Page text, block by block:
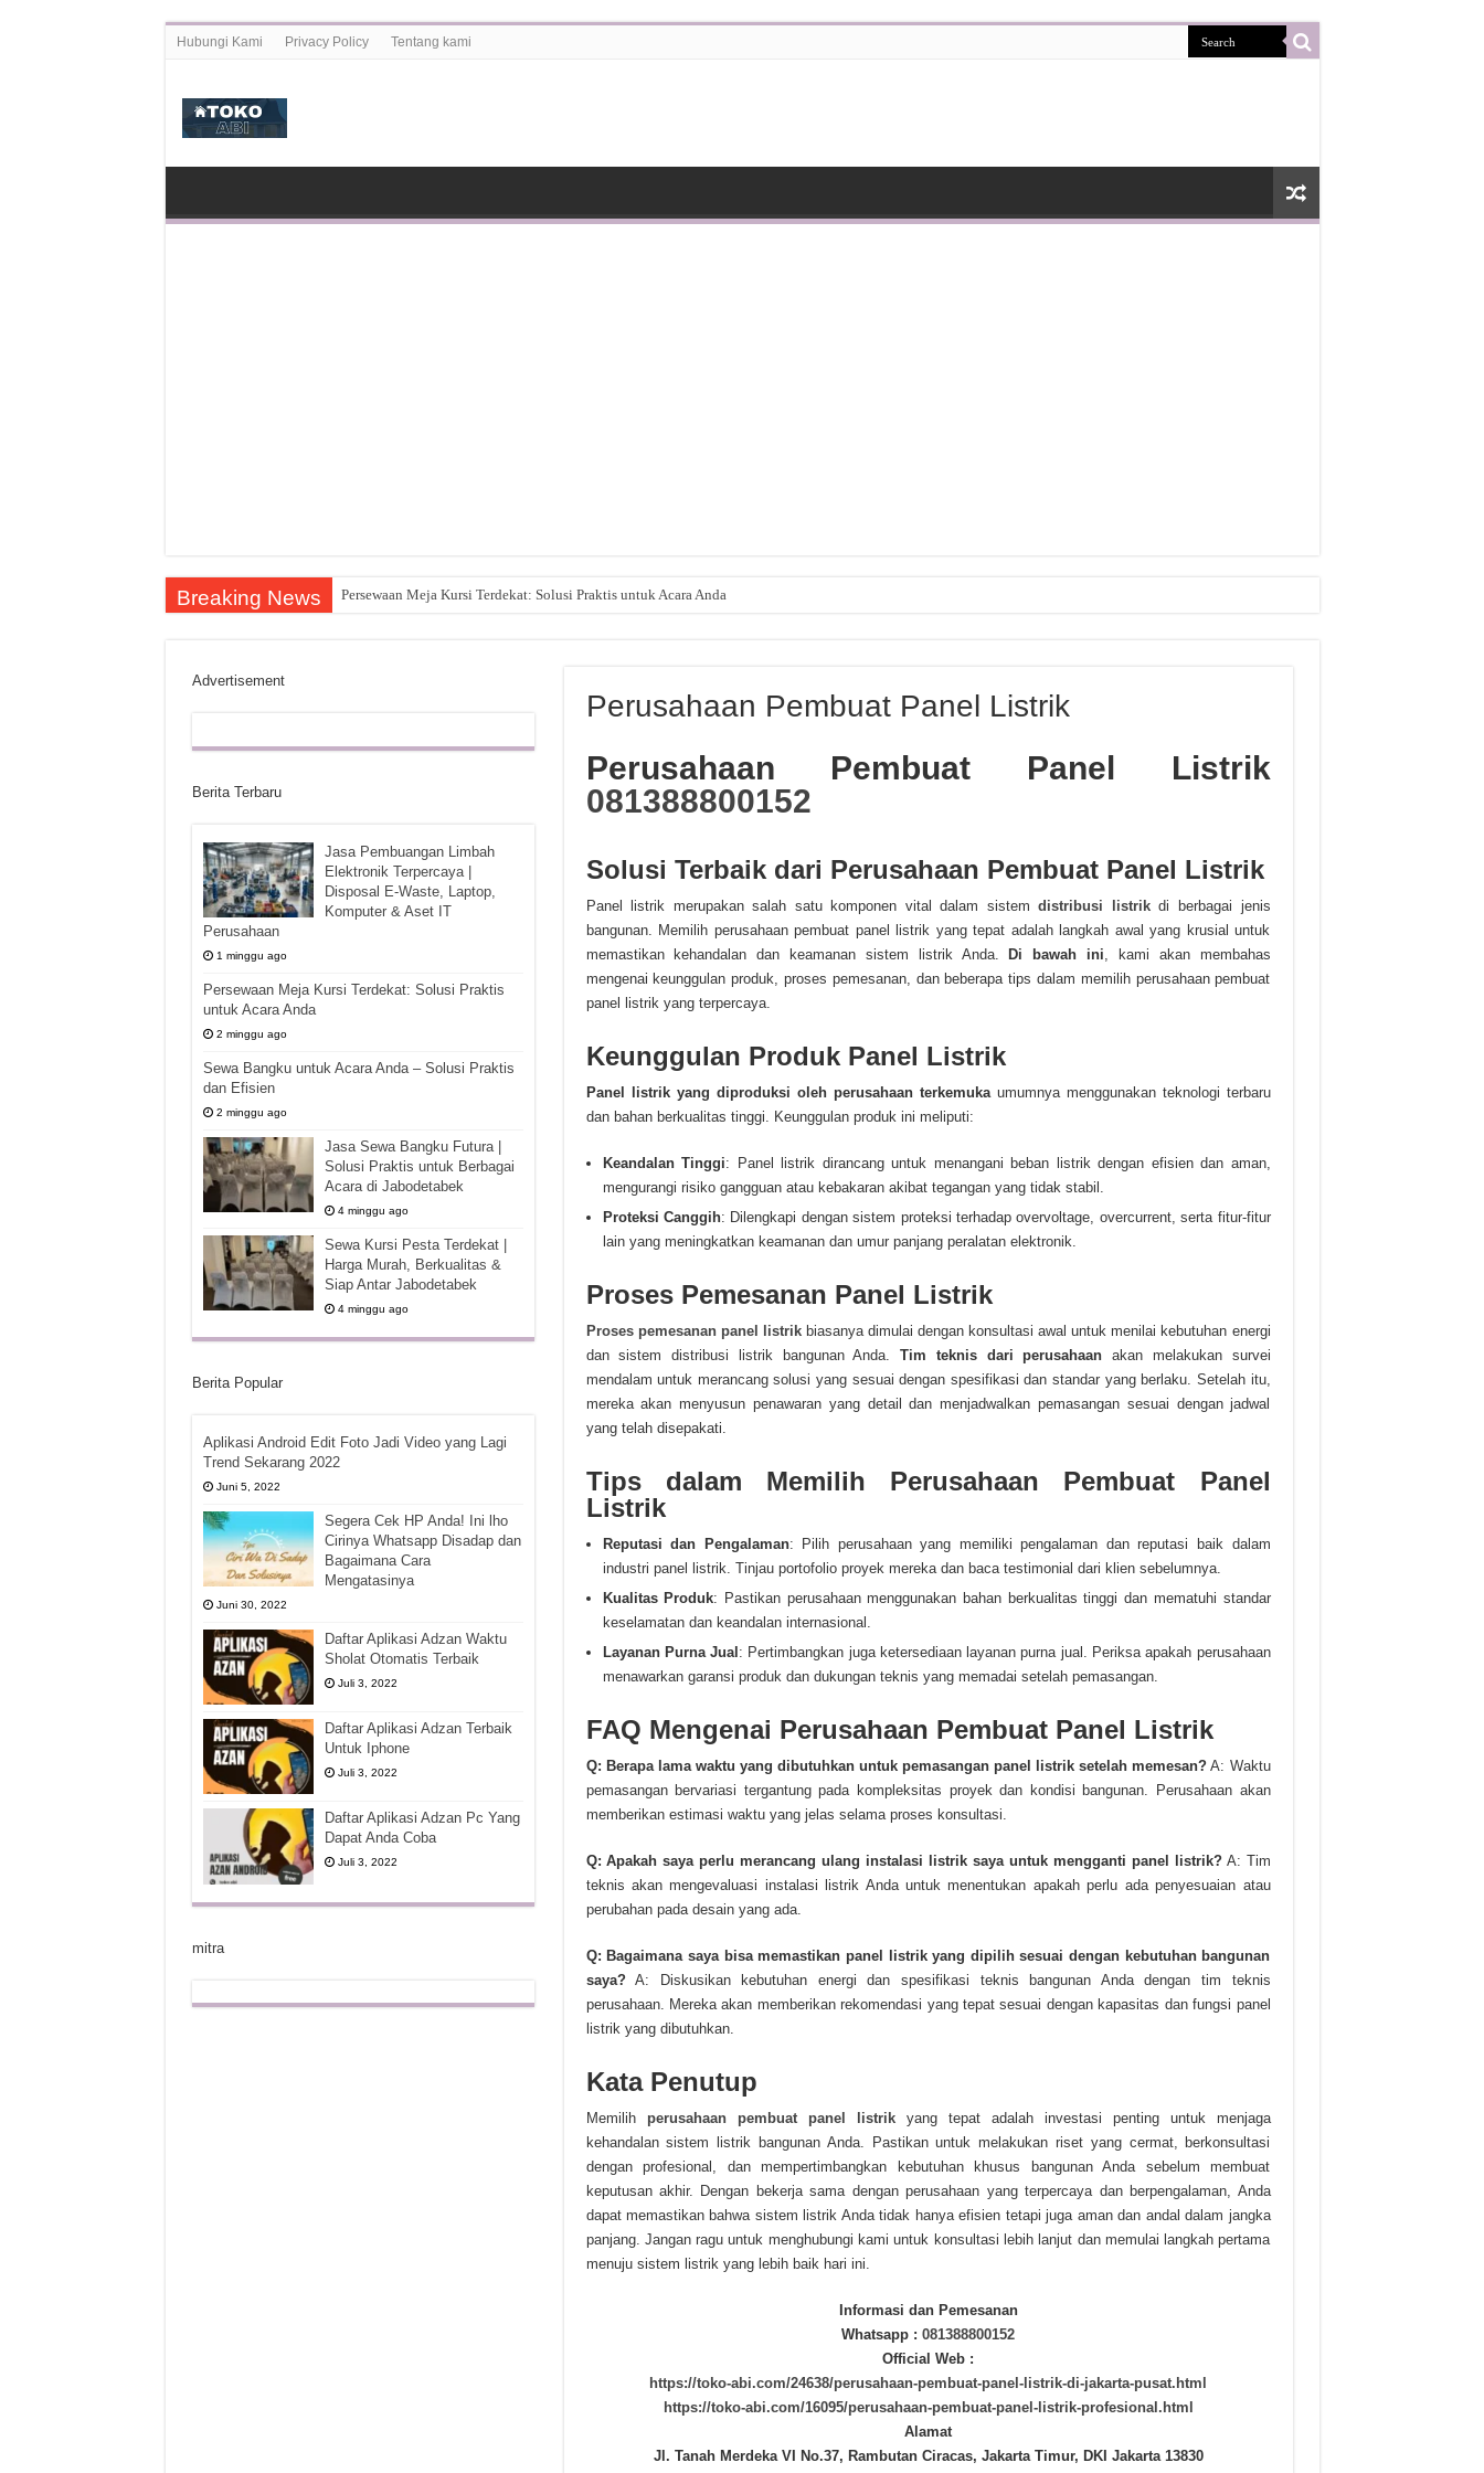
Hubungi Kami Privacy Policy Tentang kami
Breaking News Persewaan Meja Kursi Terdekat: Solusi Praktis untuk Acara Anda
Perusahaan Pembuat Panel Listrik
Perusahaan Pembuat Panel Listrik
081388800152
Solusi Terbaik dari Perusahaan Pembuat Panel Listrik
Panel listrik merupakan salah satu komponen vital dalam sistemdistribusi listrikdi berbagai jenis
bangunan. Memilih perusahaan pembuat panel listrik yang tepat adalah langkah awal yang krusial untuk
memastikan kehandalan dan keamanan sistem listrik Anda.
Di bawah ini, kami akan membahas
mengenai keunggulan produk, proses pemesanan, dan beberapa tips dalam memilih perusahaan pembuat
panel listrik yang terpercaya.
Keunggulan Produk Panel Listrik
Panel listrik yang diproduksi oleh perusahaan terkemukaumumnya menggunakan teknologi terbaru
dan bahan berkualitas tinggi. Keunggulan produk ini meliputi:
Keandalan Tinggi: Panel listrik dirancang untuk menangani beban listrik dengan efisien dan aman,
mengurangi risiko gangguan atau kebakaran akibat tegangan yang tidak stabil.
Proteksi Canggih: Dilengkapi dengan sistem proteksi terhadap overvoltage, overcurrent, serta fitur-fitur
lain yang meningkatkan keamanan dan umur panjang peralatan elektronik.
Proses Pemesanan Panel Listrik
Proses pemesanan panel listrikbiasanya dimulai dengan konsultasi awal untuk menilai kebutuhan energi
dan sistem distribusi listrik bangunan Anda. Tim teknis dari perusahaan akan melakukan survei
mendalam untuk merancang solusi yang sesuai dengan spesifikasi dan standar yang berlaku. Setelah itu,
mereka akan menyusun penawaran yang detail dan menjadwalkan pemasangan sesuai dengan jadwal
yang telah disepakati.
Tips dalam Memilih Perusahaan Pembuat Panel
Listrik
Reputasi dan Pengalaman: Pilih perusahaan yang memiliki pengalaman dan reputasi baik dalam
industri panel listrik. Tinjau portofolio proyek mereka dan baca testimonial dari klien sebelumnya.
Kualitas Produk: Pastikan perusahaan menggunakan bahan berkualitas tinggi dan mematuhi standar
keselamatan dan keandalan internasional.
Layanan Purna Jual : Pertimbangkan juga ketersediaan layanan purna jual. Periksa apakah perusahaan
menawarkan garansi produk dan dukungan teknis yang memadai setelah pemasangan.
FAQ Mengenai Perusahaan Pembuat Panel Listrik
Q: Berapa lama waktu yang dibutuhkan untuk pemasangan panel listrik setelah memesan? A: Waktu
pemasangan bervariasi tergantung pada kompleksitas proyek dan kondisi bangunan. Perusahaan akan
memberikan estimasi waktu yang jelas selama proses konsultasi.
Q: Apakah saya perlu merancang ulang instalasi listrik saya untuk mengganti panel listrik?A: Tim
teknis akan mengevaluasi instalasi listrik Anda untuk menentukan apakah perlu ada penyesuaian atau
perubahan pada desain yang ada.
Q: Bagaimana saya bisa memastikan panel listrik yang dipilih sesuai dengan kebutuhan bangunan
saya?A: Diskusikan kebutuhan energi dan spesifikasi teknis bangunan Anda dengan tim teknis
perusahaan. Mereka akan memberikan rekomendasi yang tepat sesuai dengan kapasitas dan fungsi panel
listrik yang dibutuhkan.
Kata Penutup
Memilih perusahaan pembuat panel listrikyang tepat adalah investasi penting untuk menjaga
kehandalan sistem listrik bangunan Anda. Pastikan untuk melakukan riset yang cermat, berkonsultasi
dengan profesional, dan mempertimbangkan kebutuhan khusus bangunan Anda sebelum membuat
keputusan akhir. Dengan bekerja sama dengan perusahaan yang terpercaya dan berpengalaman, Anda
dapat memastikan bahwa sistem listrik Anda tidak hanya efisien tetapi juga aman dan andal dalam jangka
panjang. Jangan ragu untuk menghubungi kami untuk konsultasi lebih lanjut dan memulai langkah pertama
menuju sistem listrik yang lebih baik hari ini.
Informasi dan Pemesanan
Whatsapp : 081388800152
Official Web :
https://toko-abi.com/24638/perusahaan-pembuat-panel-listrik-di-jakarta-pusat.html
https://toko-abi.com/16095/perusahaan-pembuat-panel-listrik-profesional.html
Alamat
Jl. Tanah Merdeka VI No.37, Rambutan Ciracas, Jakarta Timur, DKI Jakarta 13830
Advertisement
Berita Terbaru
Jasa Pembuangan Limbah
Elektronik Terpercaya |
Disposal E-Waste, Laptop,
Komputer & Aset IT
Perusahaan
1 minggu ago
Persewaan Meja Kursi Terdekat: Solusi Praktis
untuk Acara Anda
2 minggu ago
Sewa Bangku untuk Acara Anda – Solusi Praktis
dan Efisien
2 minggu ago
Jasa Sewa Bangku Futura |
Solusi Praktis untuk Berbagai
Acara di Jabodetabek
4 minggu ago
Sewa Kursi Pesta Terdekat |
Harga Murah, Berkualitas &
Siap Antar Jabodetabek
4 minggu ago
Berita Popular
Aplikasi Android Edit Foto Jadi Video yang Lagi
Trend Sekarang 2022
Juni 5, 2022
Segera Cek HP Anda! Ini lho
Cirinya Whatsapp Disadap dan
Bagaimana Cara
Mengatasinya
Juni 30, 2022
Daftar Aplikasi Adzan Waktu
Sholat Otomatis Terbaik
Juli 3, 2022
Daftar Aplikasi Adzan Terbaik
Untuk Iphone
Juli 3, 2022
Daftar Aplikasi Adzan Pc Yang
Dapat Anda Coba
Juli 3, 2022
mitra